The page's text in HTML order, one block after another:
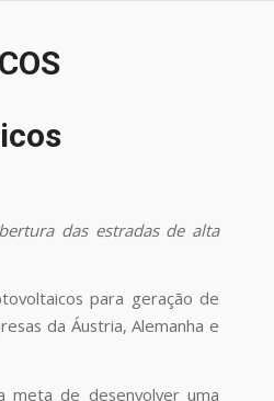
das estradas de alta
para geração de
da Áustria, Alemanha e
meta de desenvolver uma